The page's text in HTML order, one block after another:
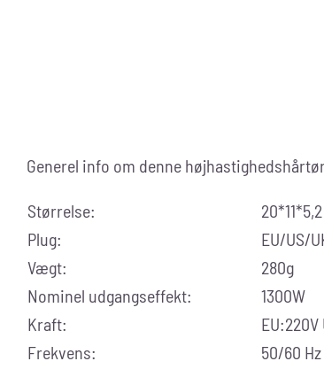
Generel info om denne
Størrelse:
Plug:
EU/US/
Vægt:
280g
Nominel udgangseffekt:
1300W
Kraft:
EU:220V
Frekvens:
50/60 Hz